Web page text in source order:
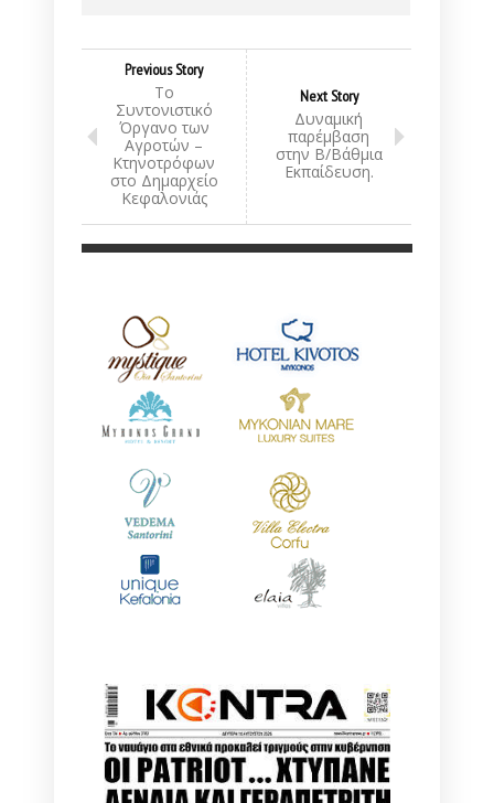
Previous Story
Το
Συντονιστικό
Όργανο των
Αγροτών –
Κτηνοτρόφων
στο Δημαρχείο
Κεφαλονιάς
Next Story
Δυναμική
παρέμβαση
στην Β/Βάθμια
Εκπαίδευση.